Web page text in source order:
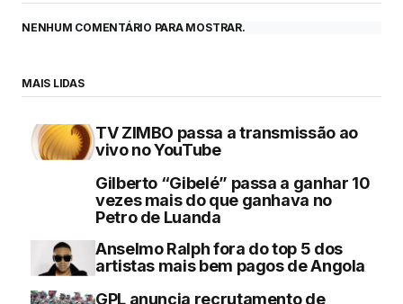
NENHUM COMENTÁRIO PARA MOSTRAR.
MAIS LIDAS
TV ZIMBO passa a transmissão ao
vivo no YouTube
Gilberto “Gibelé” passa a ganhar 10
vezes mais do que ganhava no
Petro de Luanda
Anselmo Ralph fora do top 5 dos
artistas mais bem pagos de Angola
GPL anuncia recrutamento de